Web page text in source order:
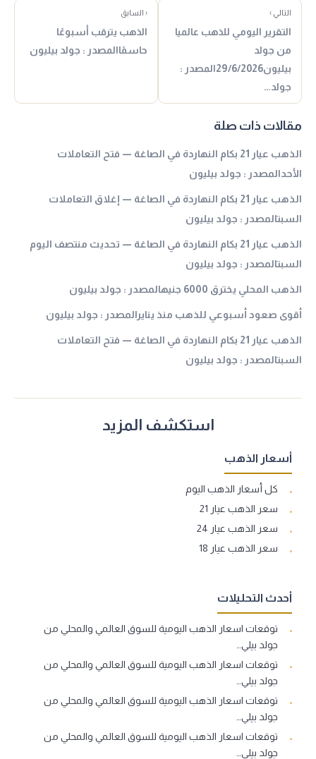
التالي ›
التقرير اليومي للذهب عالميا
من جولد
بيليون29/6/2026المصدر :
جولد…
‹ السابق
الذهب يترقب أسبوعًا
حاسمًاالمصدر : جولد بيليون
مقالات ذات صلة
الذهب عيار 21 بكام النهاردة في الصاغة — فتح التعاملات
الأحدالمصدر : جولد بيليون
الذهب عيار 21 بكام النهاردة في الصاغة — إغلاق التعاملات
السبتالمصدر : جولد بيليون
الذهب عيار 21 بكام النهاردة في الصاغة — تحديث منتصف اليوم
السبتالمصدر : جولد بيليون
الذهب المحلي يخترق 6000 جنيهالمصدر : جولد بيليون
أقوى صعود أسبوعي للذهب منذ ينايرالمصدر : جولد بيليون
الذهب عيار 21 بكام النهاردة في الصاغة — فتح التعاملات
السبتالمصدر : جولد بيليون
استكشف المزيد
أسعار الذهب
كل أسعار الذهب اليوم
سعر الذهب عيار 21
سعر الذهب عيار 24
سعر الذهب عيار 18
أحدث التحليلات
توقعات اسعار الذهب اليومية للسوق العالمي والمحلي من
جولد بيلي…
توقعات اسعار الذهب اليومية للسوق العالمي والمحلي من
جولد بيلي…
توقعات اسعار الذهب اليومية للسوق العالمي والمحلي من
جولد بيلي…
توقعات اسعار الذهب اليومية للسوق العالمي والمحلي من
جولد بيلي…